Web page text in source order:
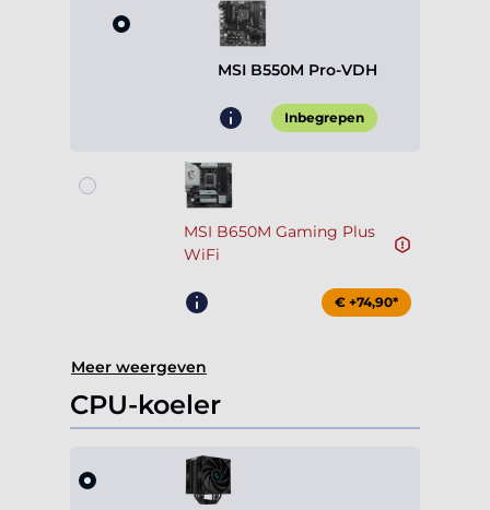
MSI B550M Pro-VDH
Inbegrepen
MSI B650M Gaming Plus
WiFi
€ +74,90*
Meer weergeven
CPU-koeler